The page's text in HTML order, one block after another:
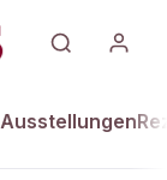
Ausstellungen